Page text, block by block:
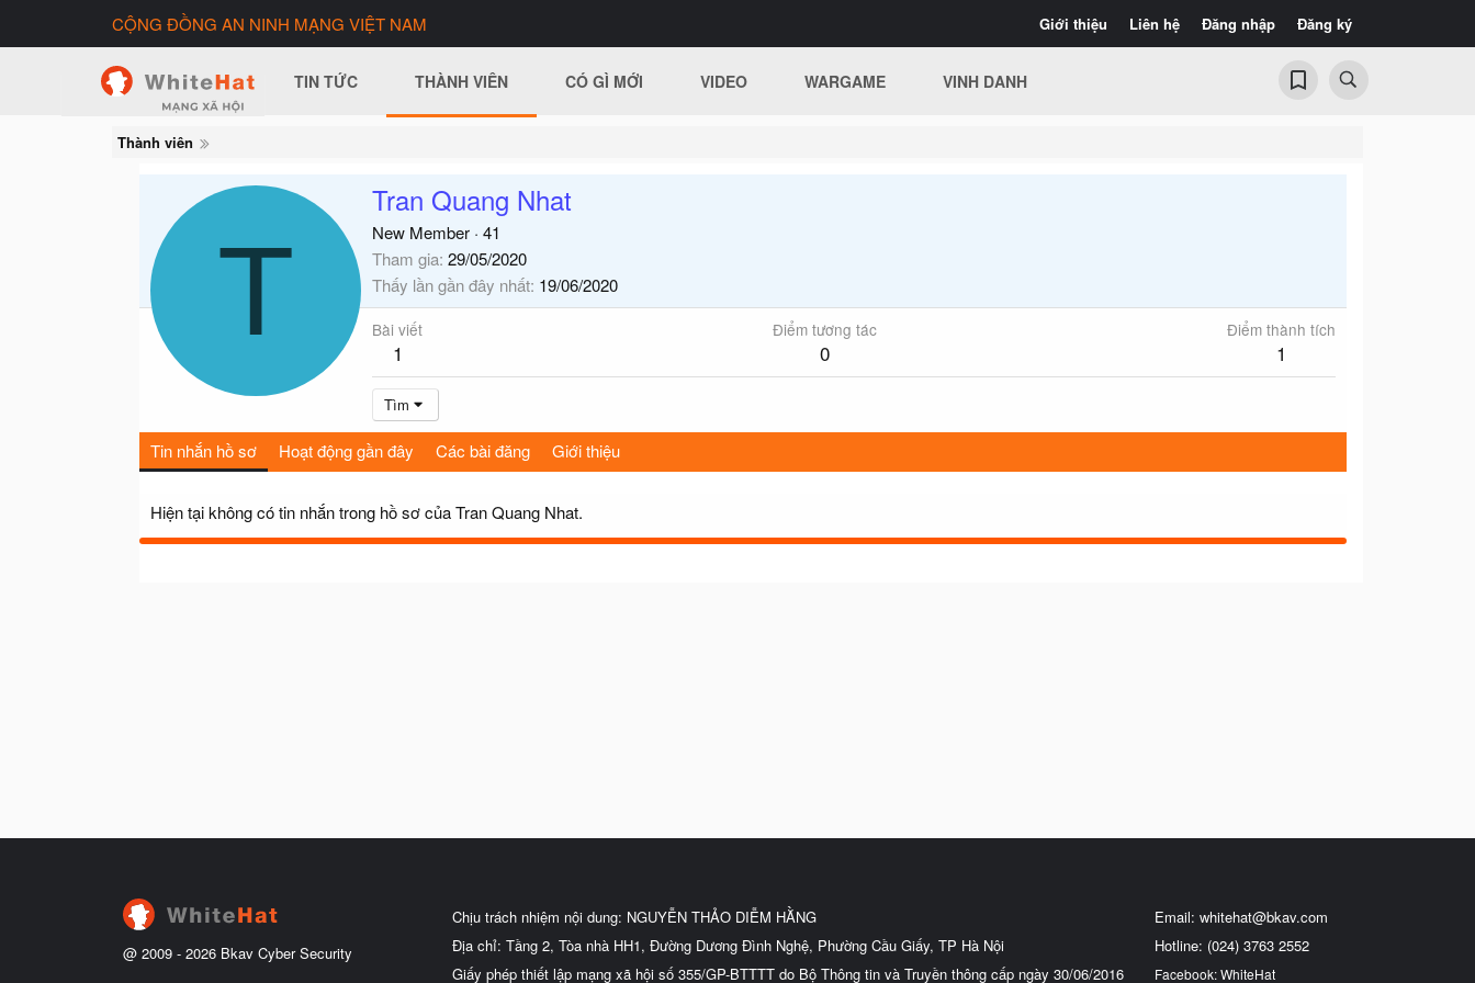
Giới thiệu Liên hệ Đăng nhập Đăng ký
CỘNG ĐỒNG AN NINH MẠNG VIỆT NAM
TIN TỨC THÀNH VIÊN CÓ GÌ MỚI VIDEO WARGAME VINH DANH
Thành viên
T
Tran Quang Nhat
New Member · 41
Tham gia 29/05/2020
Thấy lần gần đây nhất 19/06/2020
Bài viết
1
Điểm tương tác
0
Điểm thành tích
1
Tìm
Tin nhắn hồ sơ Hoạt động gần đây Các bài đăng Giới thiệu
Hiện tại không có tin nhắn trong hồ sơ của Tran Quang Nhat.
@ 2009 - 2026 Bkav Cyber Security
Chịu trách nhiệm nội dung: NGUYỄN THẢO DIỄM HẰNG
Địa chỉ: Tầng 2, Tòa nhà HH1, Đường Dương Đình Nghệ, Phường Cầu Giấy, TP Hà Nội
Giấy phép thiết lập mạng xã hội số 355/GP-BTTTT do Bộ Thông tin và Truyền thông cấp ngày 30/06/2016
Email: whitehat@bkav.com
Hotline: (024) 3763 2552
Facebook: WhiteHat